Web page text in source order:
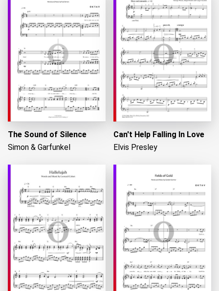
The Sound of Silence
Simon & Garfunkel
Can't Help Falling In Love
Elvis Presley